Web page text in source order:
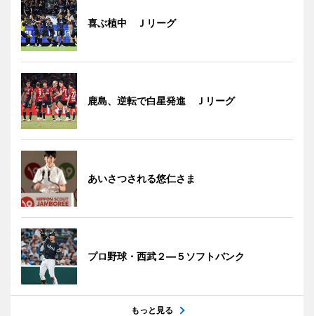
喜ぶ植中 Ｊリーグ
鹿島、逆転で白星発進 Ｊリーグ
あいさつされる悠仁さま
プロ野球・西武２―５ソフトバンク
もっと見る